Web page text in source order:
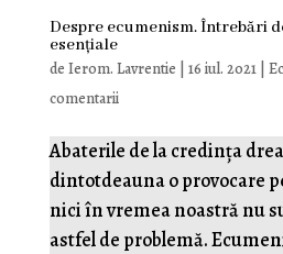
Despre ecumenism. Întrebări
esențiale
de Ierom. Lavrentie 16 iul. 2021|
comentarii
Abaterile de la credința
dintotdeauna o provocare
nici în vremea noastră nu
astfel de problemă.